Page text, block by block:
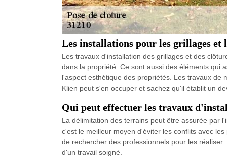
Les installations pour les grillages et
Les travaux d'installation des grillages et des
dans la propriété. Ce sont aussi des éléments qui
l'aspect esthétique des propriétés. Les travaux de
Klien peut s'en occuper et sachez qu'il établit un
Qui peut effectuer les travaux
La délimitation des terrains peut être assurée par
c'est le meilleur moyen d'éviter les conflits avec
de rechercher des professionnels pour les
d'un travail soigné.